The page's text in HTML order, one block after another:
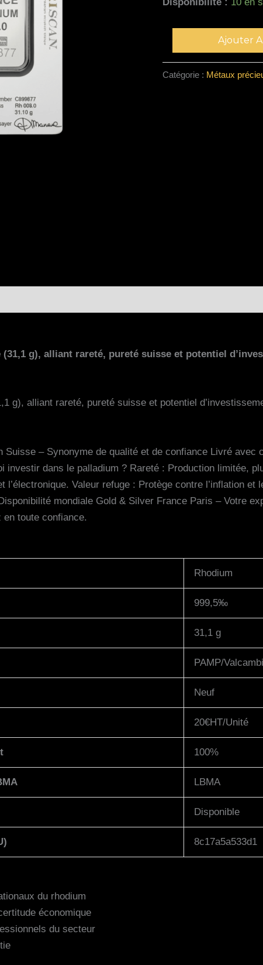
Ajouter
Catégorie : Métaux
g), alliant rareté, pureté suisse et potentiel
g), alliant rareté, pureté suisse et potentiel
– Synonyme de qualité et de confiance Livré
dans le palladium ? Rareté : Production limitée,
Valeur refuge : Protège contre l’inflation
mondiale Gold & Silver France Paris – Votre
toute confiance.
Rhodium
999,5‰
31,1 g
PAMP/Valcambi
Neuf
20€HT/Unité
100%
LBMA
Disponible
8c17a5a533d1
du rhodium
économique
du secteur